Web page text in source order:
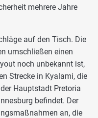
mehrere Jahre
auf den Tisch. Die
umschließen einen
noch unbekannt ist,
Strecke in Kyalami, die
Hauptstadt Pretoria
befindet. Der
an, die